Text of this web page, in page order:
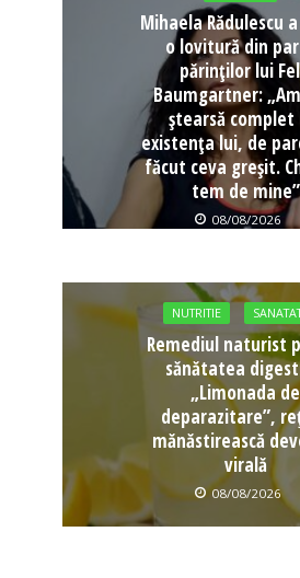
Mihaela Rădulescu
o lovitură din
părinților lui
Baumgartner:
ștearsă complet
existența lui, de
făcut ceva greșit.
tem de mine”
08/08/2026
NUTRITIE
Remediul naturist
sănătatea
„Limonada de
deparazitare”,
mănăstirească
virală
08/08/2026